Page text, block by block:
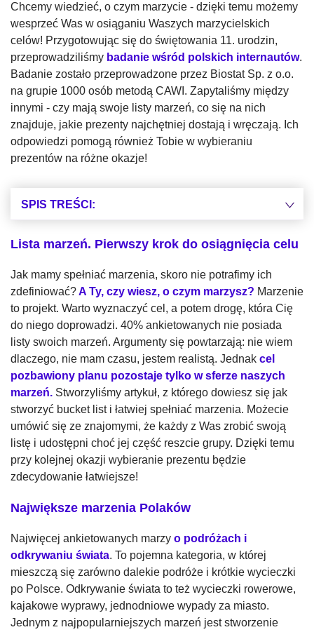
Chcemy wiedzieć, o czym marzycie - dzięki temu możemy
wesprzeć Was w osiąganiu Waszych marzycielskich
celów! Przygotowując się do świętowania 11. urodzin,
przeprowadziliśmy badanie wśród polskich internautów.
Badanie zostało przeprowadzone przez Biostat Sp. z o.o.
na grupie 1000 osób metodą CAWI. Zapytaliśmy między
innymi - czy mają swoje listy marzeń, co się na nich
znajduje, jakie prezenty najchętniej dostają i wręczają. Ich
odpowiedzi pomogą również Tobie w wybieraniu
prezentów na różne okazje!
SPIS TREŚCI:
Lista marzeń. Pierwszy krok do osiągnięcia celu
Jak mamy spełniać marzenia, skoro nie potrafimy ich
zdefiniować?A Ty, czy wiesz, o czym marzysz? Marzenie
to projekt. Warto wyznaczyć cel, a potem drogę, która Cię
do niego doprowadzi. 40% ankietowanych nie posiada
listy swoich marzeń. Argumenty się powtarzają: nie wiem
dlaczego, nie mam czasu, jestem realistą. Jednak cel
pozbawiony planu pozostaje tylko w sferze naszych
marzeń. Stworzyliśmy artykuł, z którego dowiesz się jak
stworzyć bucket list i łatwiej spełniać marzenia. Możecie
umówić się ze znajomymi, że każdy z Was zrobić swoją
listę i udostępni choć jej część reszcie grupy. Dzięki temu
przy kolejnej okazji wybieranie prezentu będzie
zdecydowanie łatwiejsze!
Największe marzenia Polaków
Najwięcej ankietowanych marzy o podróżach i
odkrywaniu świata. To pojemna kategoria, w której
mieszczą się zarówno dalekie podróże i krótkie wycieczki
po Polsce. Odkrywanie świata to też wycieczki rowerowe,
kajakowe wyprawy, jednodniowe wypady za miasto.
Jednym z najpopularniejszych marzeń jest stworzenie